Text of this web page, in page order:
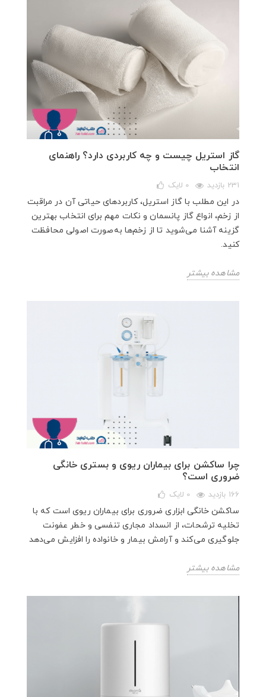
گاز استریل چیست و چه کاربردی دارد؟ راهنمای
انتخاب
231 بازدید 0 لایک
در این مطلب با گاز استریل، کاربردهای حیاتی آن در مراقبت
از زخم، انواع گاز پانسمان و نکات مهم برای انتخاب بهترین
گزینه آشنا می‌شوید تا از زخم‌ها به‌صورت اصولی محافظت
کنید.
مشاهده بیشتر
چرا ساکشن برای بیماران ریوی و بستری خانگی
ضروری است؟
166 بازدید 0 لایک
ساکشن خانگی ابزاری ضروری برای بیماران ریوی است که با
تخلیه ترشحات، از انسداد مجاری تنفسی و خطر عفونت
جلوگیری می‌کند و آرامش بیمار و خانواده را افزایش می‌دهد
مشاهده بیشتر